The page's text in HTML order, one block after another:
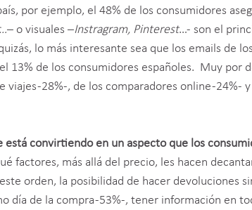
por ejemplo, el 48% de los consumidores
– o visuales –Instragram, Pinterest…- son el
lo más interesante sea que los emails de los
13% de los consumidores españoles. Muy por
-28%-, de los comparadores online -24%-
está convirtiendo en un aspecto que los
factores, más allá del precio, les hacen
orden, la posibilidad de hacer devoluciones
día de la compra -53%-, tener información en